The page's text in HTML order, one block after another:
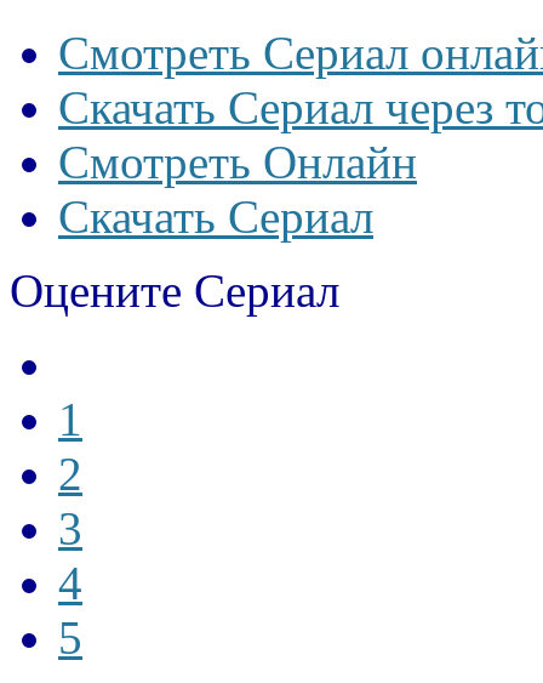
Смотреть Сериал
Скачать Сериал через
Смотреть Онлайн
Скачать Сериал
Оцените Сериал
1
2
3
4
5